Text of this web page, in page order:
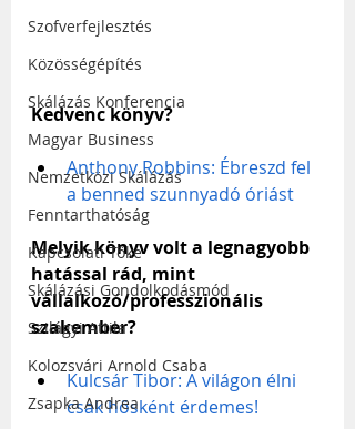
Szofverfejlesztés
Közösségépítés
Skálázás Konferencia
Magyar Business
Nemzetközi Skálázás
Fenntarthatóság
Kapcsolati Tőke
Skálázási Gondolkodásmód
Szilágyi Attila
Kolozsvári Arnold Csaba
Zsapka Andrea
Kedvenc könyv?
Anthony Robbins: Ébreszd fel
a benned szunnyadó óriást
Melyik könyv volt a legnagyobb
hatással rád, mint
vállalkozó/professzionális
szakember?
Kulcsár Tibor: A világon élni
csak hősként érdemes!